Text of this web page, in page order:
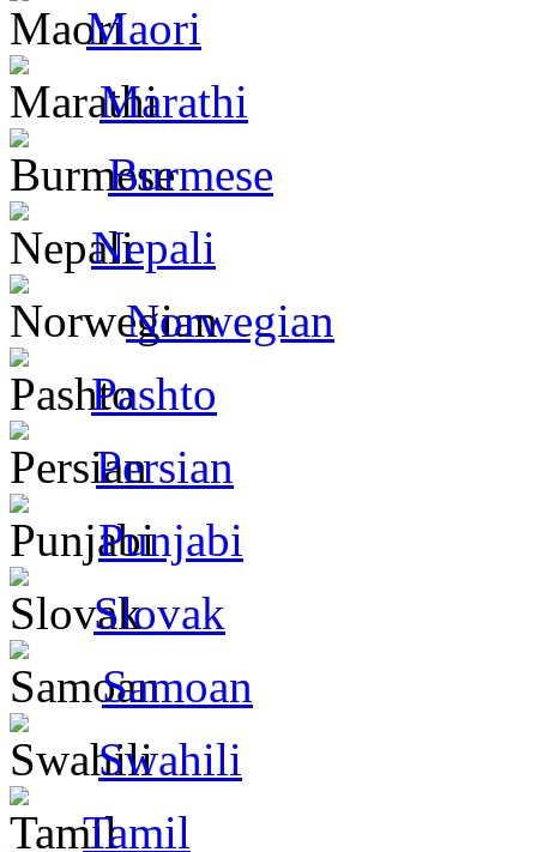
Maori
Marathi
Burmese
Nepali
Norwegian
Pashto
Persian
Punjabi
Slovak
Samoan
Swahili
Tamil